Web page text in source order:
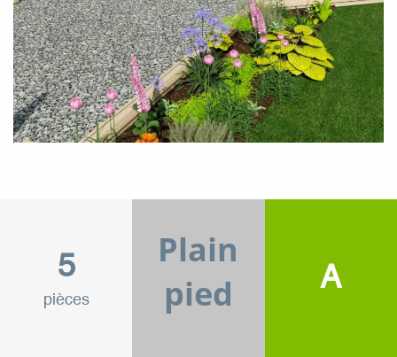
5
pièces
Plain
pied
A